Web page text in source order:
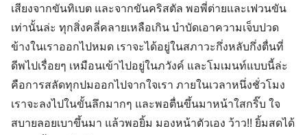
เสียงจากขันทิเบต และจากขันคริสตัล พอพี่ต่ายและเฟวนขัน
เท่านั้นล่ะ ทุกสิ่งคลี่คลายเหลือเกิน บำบัดเอาความเจ็บปวด
ข้างในเราออกไปหมด เราจะได้อยู่ในสภาวะกึ่งหลับกึ่งตื่นที่
ดีพไปเรื่อยๆ เหมือนเข้าไปอยู่ในภวังค์ และโมเมนท์แบบนี้ล่ะ
คือการสลัดทุกปมออกไปจากใจเรา ภายในเวลาหนึ่งชั่วโมง
เราจะลงไปในขั้นลึกมากๆ และพอตื่นขึ้นมาหน้าใสกริ๊บ ใจ
สบายลอยเบาขึ้นมา แล้วพอยิ้ม มองหน้าตัวเอง ว้าว!! ยิ้มสดได้